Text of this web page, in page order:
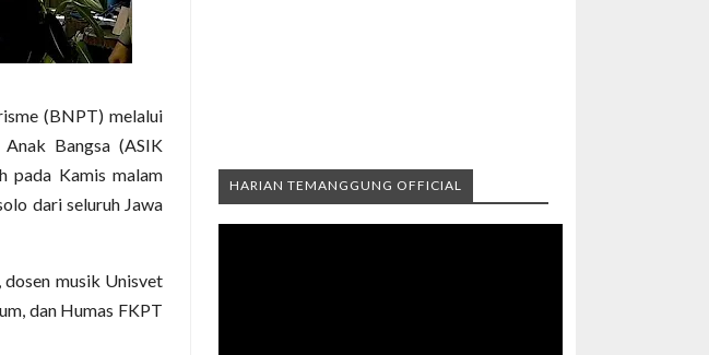
(BNPT) melalui
Bangsa (ASIK
pada Kamis malam
dari seluruh Jawa
musik Unisvet
dan Humas FKPT
HARIAN TEMANGGUNG OFFICIAL